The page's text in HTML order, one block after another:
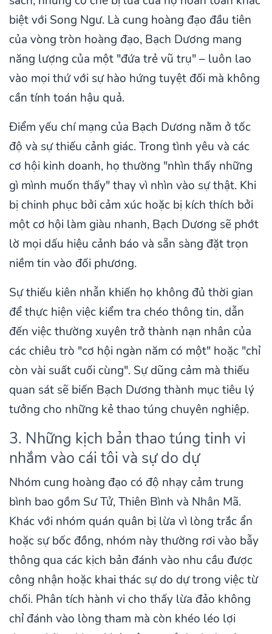
biệt với Song Ngư. Là cung hoàng đạo đầu tiên
của vòng tròn hoàng đạo, Bạch Dương mang
năng lượng của một "đứa trẻ vũ trụ" – luôn lao
vào mọi thứ với sự hào hứng tuyệt đối mà không
cần tính toán hậu quả.
Điểm yếu chí mạng của Bạch Dương nằm ở tốc
độ và sự thiếu cảnh giác. Trong tình yêu và các
cơ hội kinh doanh, họ thường "nhìn thấy những
gì mình muốn thấy" thay vì nhìn vào sự thật. Khi
bị chinh phục bởi cảm xúc hoặc bị kích thích bởi
một cơ hội làm giàu nhanh, Bạch Dương sẽ phớt
lờ mọi dấu hiệu cảnh báo và sẵn sàng đặt trọn
niềm tin vào đối phương.
Sự thiếu kiên nhẫn khiến họ không đủ thời gian
để thực hiện việc kiểm tra chéo thông tin, dẫn
đến việc thường xuyên trở thành nạn nhân của
các chiêu trò "cơ hội ngàn năm có một" hoặc "chỉ
còn vài suất cuối cùng". Sự dũng cảm mà thiếu
quan sát sẽ biến Bạch Dương thành mục tiêu lý
tưởng cho những kẻ thao túng chuyên nghiệp.
3. Những kịch bản thao túng tinh vi
nhắm vào cái tôi và sự do dự
Nhóm cung hoàng đạo có độ nhạy cảm trung
bình bao gồm Sư Tử, Thiên Bình và Nhân Mã.
Khác với nhóm quán quân bị lừa vì lòng trắc ẩn
hoặc sự bốc đồng, nhóm này thường rơi vào bẫy
thông qua các kịch bản đánh vào nhu cầu được
công nhận hoặc khai thác sự do dự trong việc từ
chối. Phân tích hành vi cho thấy lừa đảo không
chỉ đánh vào lòng tham mà còn khéo léo lợi